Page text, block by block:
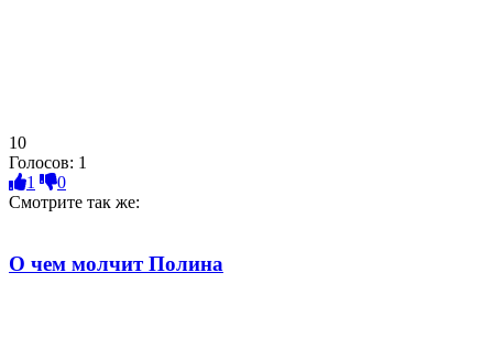
10
Голосов: 1
1
0
Смотрите так же:
О чем молчит Полина